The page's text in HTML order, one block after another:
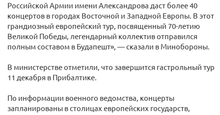
Российской Армии имени Александрова даст более 40
концертов в городах Восточной и Западной Европы. В этот
грандиозный европейский тур, посвященный 70-летию
Великой Победы, легендарный коллектив отправился
полным составом в Будапешт», — сказали в Минобороны.
В министерстве отметили, что завершится гастрольный тур
11 декабря в Прибалтике.
По информации военного ведомства, концерты
запланированы в столицах европейских государств,